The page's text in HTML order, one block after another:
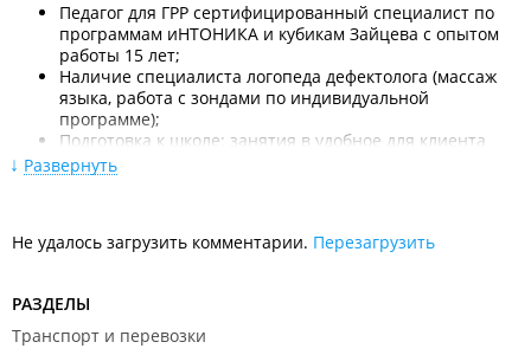
Педагог для ГРР сертифицированный специалист по
программам иНТОНИКА и кубикам Зайцева с опытом
работы 15 лет;
Наличие специалиста логопеда дефектолога (массаж
языка, работа с зондами по индивидуальной
программе);
Подготовка к школе: занятия в удобное для клиента
время;
Репетиторство англ. яз.;
В программе занятий:
развитие познавательных процессов (памяти,
Развернуть
Не удалось загрузить комментарии. Перезагрузить
РАЗДЕЛЫ
Транспорт и перевозки